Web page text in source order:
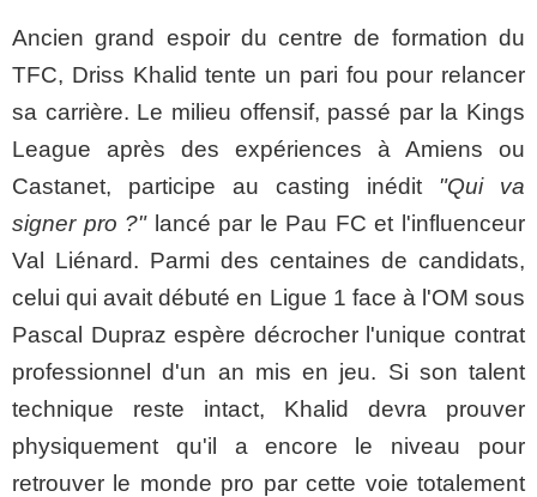
Ancien grand espoir du centre de formation du
TFC, Driss Khalid tente un pari fou pour relancer
sa carrière. Le milieu offensif, passé par la Kings
League après des expériences à Amiens ou
Castanet, participe au casting inédit "Qui va
signer pro ?"lancé par le Pau FC et l'influenceur
Val Liénard. Parmi des centaines de candidats,
celui qui avait débuté en Ligue 1 face à l'OM sous
Pascal Dupraz espère décrocher l'unique contrat
professionnel d'un an mis en jeu. Si son talent
technique reste intact, Khalid devra prouver
physiquement qu'il a encore le niveau pour
retrouver le monde pro par cette voie totalement